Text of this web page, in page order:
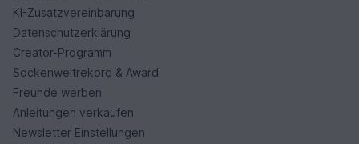
KI-Zusatzvereinbarung
Datenschutzerklärung
Creator-Programm
Sockenweltrekord & Award
Freunde werben
Anleitungen verkaufen
Newsletter Einstellungen